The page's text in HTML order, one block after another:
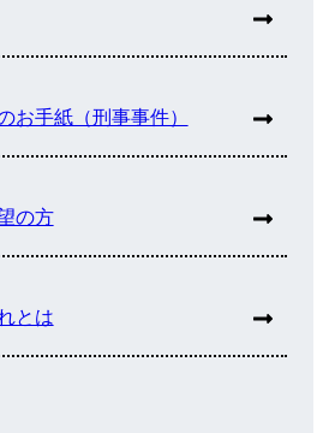
お手紙（刑事事件）
の方
とは